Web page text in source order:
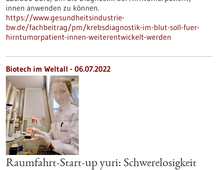
innen anwenden zu können.
https://www.gesundheitsindustrie-
bw.de/fachbeitrag/pm/krebsdiagnostik-im-blut-soll-fuer-
hirntumorpatient-innen-weiterentwickelt-werden
Biotech im Weltall - 06.07.2022
Raumfahrt-Start-up yuri: Schwerelosigkeit